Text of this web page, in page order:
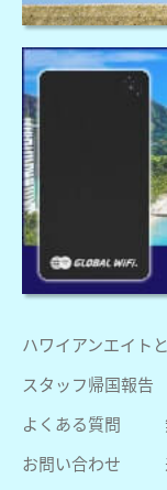
ハワイアンエイト
スタッフ帰国報告
よくある質問
お問い合わせ